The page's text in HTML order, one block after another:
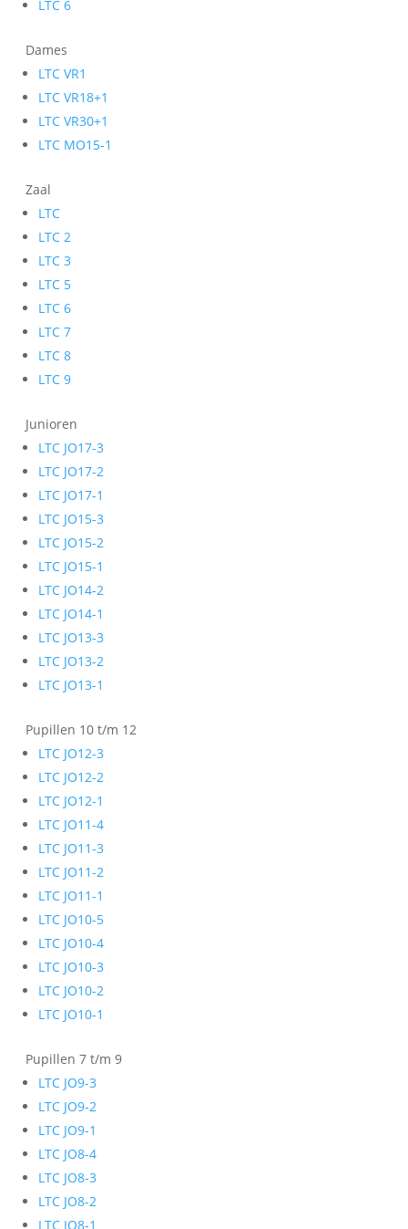
LTC 6
Dames
LTC VR1
LTC VR18+1
LTC VR30+1
LTC MO15-1
Zaal
LTC
LTC 2
LTC 3
LTC 5
LTC 6
LTC 7
LTC 8
LTC 9
Junioren
LTC JO17-3
LTC JO17-2
LTC JO17-1
LTC JO15-3
LTC JO15-2
LTC JO15-1
LTC JO14-2
LTC JO14-1
LTC JO13-3
LTC JO13-2
LTC JO13-1
Pupillen 10 t/m 12
LTC JO12-3
LTC JO12-2
LTC JO12-1
LTC JO11-4
LTC JO11-3
LTC JO11-2
LTC JO11-1
LTC JO10-5
LTC JO10-4
LTC JO10-3
LTC JO10-2
LTC JO10-1
Pupillen 7 t/m 9
LTC JO9-3
LTC JO9-2
LTC JO9-1
LTC JO8-4
LTC JO8-3
LTC JO8-2
LTC JO8-1